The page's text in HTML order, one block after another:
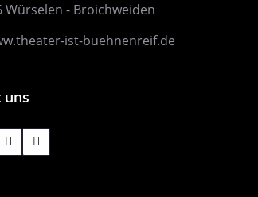
Würselen - Broichweiden
ist-buehnenreif.de
uns